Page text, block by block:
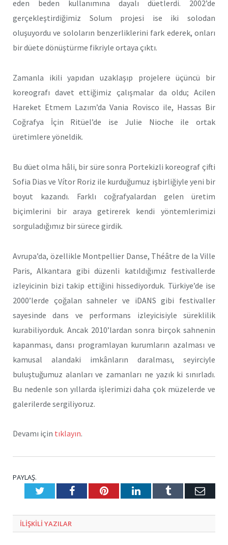
eden beden kullanımına dayalı düetlerdi. 2002’de
gerçekleştirdiğimiz Solum projesi ise iki solodan
oluşuyordu ve soloların benzerliklerini fark ederek, onları
bir düete dönüştürme fikriyle ortaya çıktı.
Zamanla ikili yapıdan uzaklaşıp projelere üçüncü bir
koreografı davet ettiğimiz çalışmalar da oldu; Acilen
Hareket Etmem Lazım’da Vania Rovisco ile, Hassas Bir
Coğrafya İçin Ritüel’de ise Julie Nioche ile ortak
üretimlere yöneldik.
Bu düet olma hâli, bir süre sonra Portekizli koreograf çifti
Sofia Dias ve Vítor Roriz ile kurduğumuz işbirliğiyle yeni bir
boyut kazandı. Farklı coğrafyalardan gelen üretim
biçimlerini bir araya getirerek kendi yöntemlerimizi
sorguladığımız bir sürece girdik.
Avrupa’da, özellikle Montpellier Danse, Théâtre de la Ville
Paris, Alkantara gibi düzenli katıldığımız festivallerde
izleyicinin bizi takip ettiğini hissediyorduk. Türkiye’de ise
2000’lerde çoğalan sahneler ve iDANS gibi festivaller
sayesinde dans ve performans izleyicisiyle süreklilik
kurabiliyorduk. Ancak 2010’lardan sonra birçok sahnenin
kapanması, dansı programlayan kurumların azalması ve
kamusal alandaki imkânların daralması, seyirciyle
buluştuğumuz alanları ve zamanları ne yazık ki sınırladı.
Bu nedenle son yıllarda işlerimizi daha çok müzelerde ve
galerilerde sergiliyoruz.
Devamı için tıklayın.
PAYLAŞ.
TwitterFacebookPinterestLinkedInTumblr E-
ILIŞKILI YAZILAR